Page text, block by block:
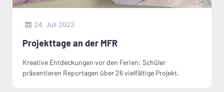
24. Juli 2023
Projekttage an der MFR
Kreative Entdeckungen vor den Ferien: Schüler
präsentieren Reportagen über 26 vielfältige Projekt.